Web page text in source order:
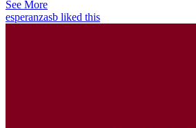
See More
esperanzasb liked this